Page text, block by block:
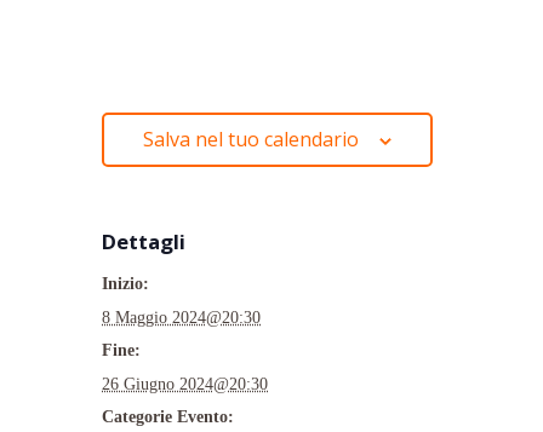
Salva nel tuo calendario
Dettagli
Inizio:
8 Maggio 2024@20:30
Fine:
26 Giugno 2024@20:30
Categorie Evento: